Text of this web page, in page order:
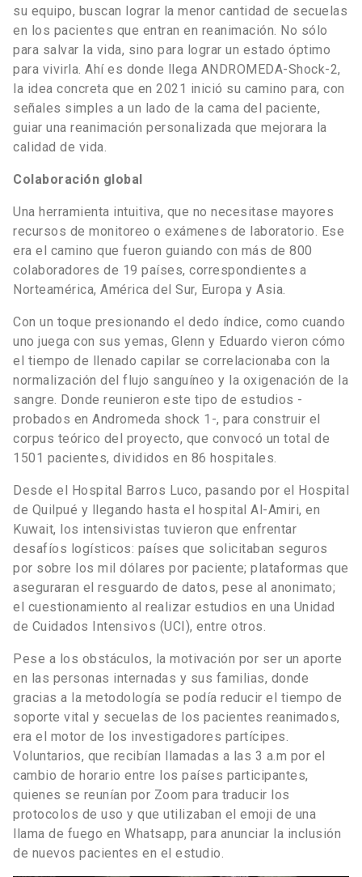
su equipo, buscan lograr la menor cantidad de secuelas
en los pacientes que entran en reanimación. No sólo
para salvar la vida, sino para lograr un estado óptimo
para vivirla. Ahí es donde llega ANDROMEDA-Shock-2,
la idea concreta que en 2021 inició su camino para, con
señales simples a un lado de la cama del paciente,
guiar una reanimación personalizada que mejorara la
calidad de vida.
Colaboración global
Una herramienta intuitiva, que no necesitase mayores
recursos de monitoreo o exámenes de laboratorio. Ese
era el camino que fueron guiando con más de 800
colaboradores de 19 países, correspondientes a
Norteamérica, América del Sur, Europa y Asia.
Con un toque presionando el dedo índice, como cuando
uno juega con sus yemas, Glenn y Eduardo vieron cómo
el tiempo de llenado capilar se correlacionaba con la
normalización del flujo sanguíneo y la oxigenación de la
sangre. Donde reunieron este tipo de estudios -
probados en Andromeda shock 1-, para construir el
corpus teórico del proyecto, que convocó un total de
1501 pacientes, divididos en 86 hospitales.
Desde el Hospital Barros Luco, pasando por el Hospital
de Quilpué y llegando hasta el hospital Al-Amiri, en
Kuwait, los intensivistas tuvieron que enfrentar
desafíos logísticos: países que solicitaban seguros
por sobre los mil dólares por paciente; plataformas que
aseguraran el resguardo de datos, pese al anonimato;
el cuestionamiento al realizar estudios en una Unidad
de Cuidados Intensivos (UCI), entre otros.
Pese a los obstáculos, la motivación por ser un aporte
en las personas internadas y sus familias, donde
gracias a la metodología se podía reducir el tiempo de
soporte vital y secuelas de los pacientes reanimados,
era el motor de los investigadores partícipes.
Voluntarios, que recibían llamadas a las 3 a.m por el
cambio de horario entre los países participantes,
quienes se reunían por Zoom para traducir los
protocolos de uso y que utilizaban el emoji de una
llama de fuego en Whatsapp, para anunciar la inclusión
de nuevos pacientes en el estudio.